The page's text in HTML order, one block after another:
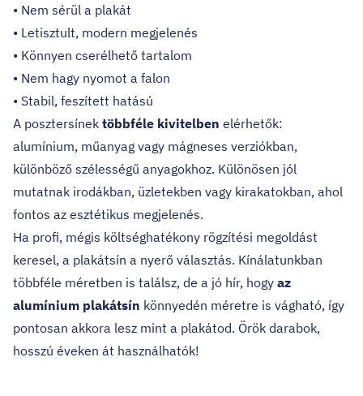
• Nem sérül a plakát
• Letisztult, modern megjelenés
• Könnyen cserélhető tartalom
• Nem hagy nyomot a falon
• Stabil, feszített hatású
A posztersínek többféle kivitelben elérhetők:
alumínium, műanyag vagy mágneses verziókban,
különböző szélességű anyagokhoz. Különösen jól
mutatnak irodákban, üzletekben vagy kirakatokban, ahol
fontos az esztétikus megjelenés.
Ha profi, mégis költséghatékony rögzítési megoldást
keresel, a plakátsín a nyerő választás. Kínálatunkban
többféle méretben is találsz, de a jó hír, hogy az
alumínium plakátsín könnyedén méretre is vágható, így
pontosan akkora lesz mint a plakátod. Örök darabok,
hosszú éveken át használhatók!